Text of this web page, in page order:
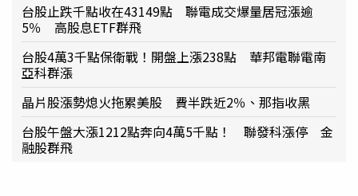
台股止跌千點收在43149點 聯電成交爆量居冠漲逾
5％ 高股息ETF群飛
台股4萬3千點保衛戰！開盤上漲238點 華邦電聯電南
亞科群漲
晶片股漲勢熄火拖累美股 費半跌近2％、那指收黑
台股午盤大漲1212點奔向4萬5千點！ 聯發科漲停 金
融股群飛